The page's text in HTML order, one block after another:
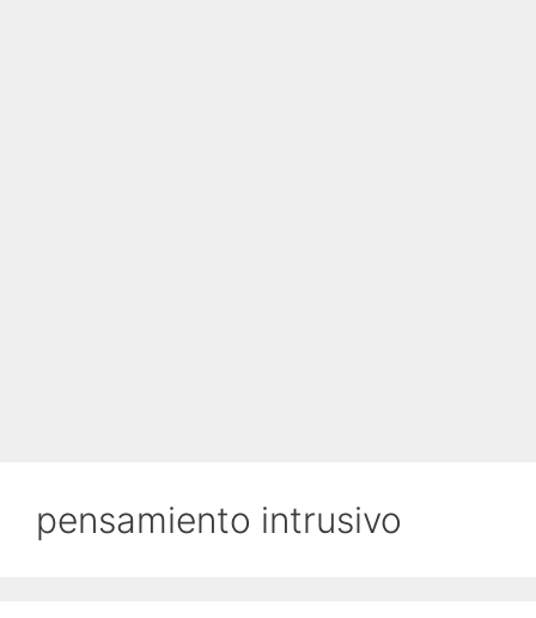
pensamiento intrusivo